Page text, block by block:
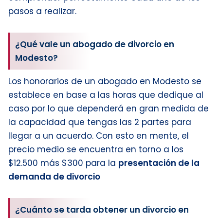
pasos a realizar.
¿Qué vale un abogado de divorcio en
Modesto?
Los honorarios de un abogado en Modesto se
establece en base a las horas que dedique al
caso por lo que dependerá en gran medida de
la capacidad que tengas las 2 partes para
llegar a un acuerdo. Con esto en mente, el
precio medio se encuentra en torno a los
$12.500 más $300 para la presentación de la
demanda de divorcio
¿Cuánto se tarda obtener un divorcio en